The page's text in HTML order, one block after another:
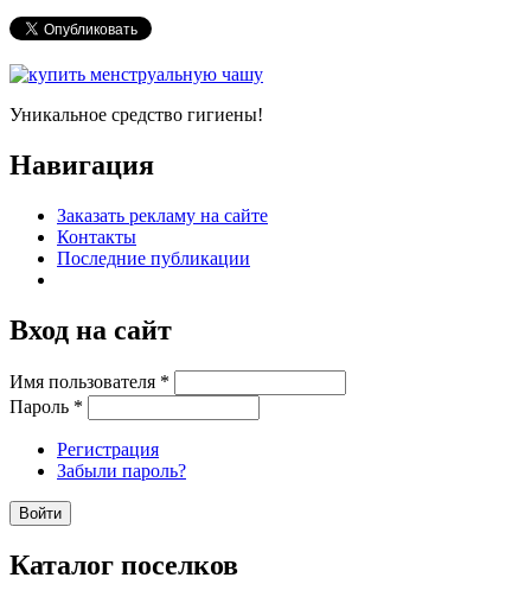
Уникальное средство гигиены!
Навигация
Заказать рекламу на сайте
Контакты
Последние публикации
Вход на сайт
Имя пользователя *
Пароль *
Регистрация
Забыли пароль?
Каталог поселков